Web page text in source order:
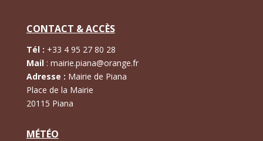
CONTACT & ACCÈS
Tél : +33 4 95 27 80 28
Mail: mairie.piana@orange.fr
Adresse : Mairie de Piana
Place de la Mairie
20115 Piana
MÉTÉO